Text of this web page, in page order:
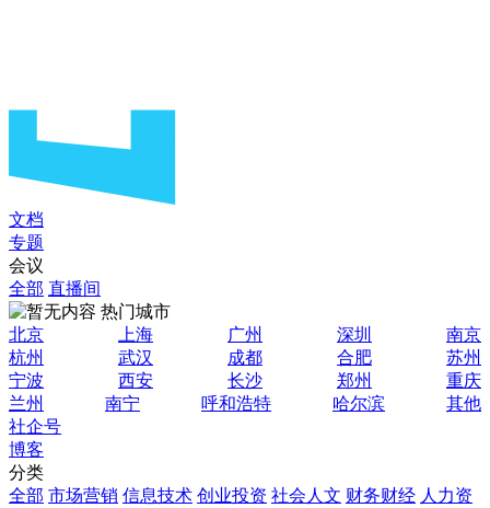
文档
专题
会议
全部 直播间
热门城市
北京
上海 广州 深圳
南京
杭州
武汉 成都 合肥
苏州
宁波
西安 长沙 郑州
重庆
兰州
南宁 呼和浩特 哈尔滨
其他
社企号
博客
分类
全部 市场营销 信息技术 创业投资 社会人文 财务财经 人力资